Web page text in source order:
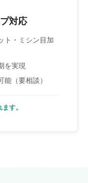
対応
ト・ミシン目加
を実現
（要相談）
す。